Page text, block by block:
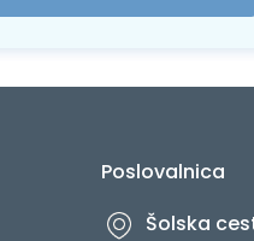
Poslovalnica
Šolska